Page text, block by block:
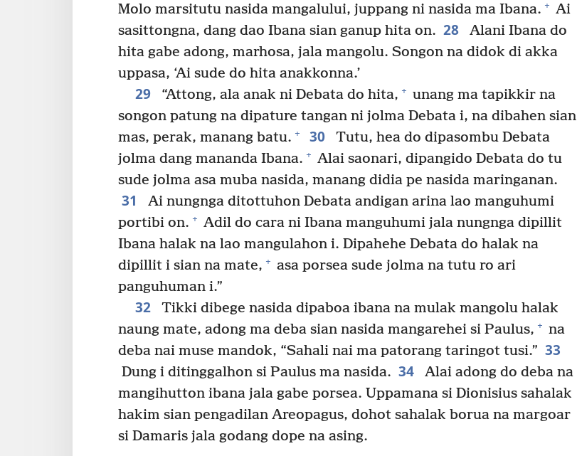
Molo marsitutu nasida mangalului, juppang ni nasida ma Ibana. + Ai
sasittongna, dang dao Ibana sian ganup hita on. 28
Alani Ibana do
hita gabe adong, marhosa, jala mangolu. Songon na didok di akka
uppasa, ‘Ai sude do hita anakkonna.’
29 “Attong, ala anak ni Debata do hita, + unang ma tapikkir na
songon patung na dipature tangan ni jolma Debata i, na dibahen sian
mas, perak, manang batu. + 30
Tutu, hea do dipasombu Debata
jolma dang mananda Ibana. + Alai saonari, dipangido Debata do tu
sude jolma asa muba nasida, manang didia pe nasida maringanan.
31
Ai nungnga ditottuhon Debata andigan arina lao manguhumi
portibi on. + Adil do cara ni Ibana manguhumi jala nungnga dipillit
Ibana halak na lao mangulahon i. Dipahehe Debata do halak na
dipillit i sian na mate, + asa porsea sude jolma na tutu ro ari
panguhuman i.”
32
Tikki dibege nasida dipaboa ibana na mulak mangolu halak
naung mate, adong ma deba sian nasida mangarehei si Paulus, + na
deba nai muse mandok, “Sahali nai ma patorang taringot tusi.” 33
Dung i ditinggalhon si Paulus ma nasida. 34
Alai adong do deba na
mangihutton ibana jala gabe porsea. Uppamana si Dionisius sahalak
hakim sian pengadilan Areopagus, dohot sahalak borua na margoar
si Damaris jala godang dope na asing.